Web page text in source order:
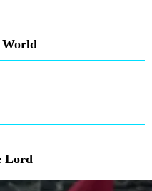
World
Lord